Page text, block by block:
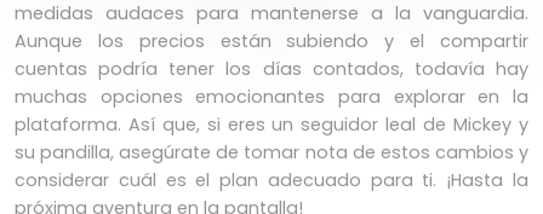
medidas audaces para mantenerse a la vanguardia.
Aunque los precios están subiendo y el compartir
cuentas podría tener los días contados, todavía hay
muchas opciones emocionantes para explorar en la
plataforma. Así que, si eres un seguidor leal de Mickey y
su pandilla, asegúrate de tomar nota de estos cambios y
considerar cuál es el plan adecuado para ti. ¡Hasta la
próxima aventura en la pantalla!